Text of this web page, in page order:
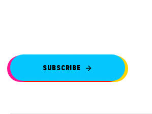
SUBSCRIBE